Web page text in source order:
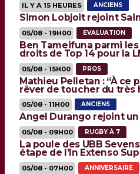
IL Y A 15 HEURES ANCIENS
Simon Lobjoit rejoint
05/08 - 19H00 EVALUATION
Ben Tameifuna parmi
droits de Top 14 pour la
05/08 - 15H00 PROS
Mathieu Pelletan : “À ce
rêver de toucher du très
05/08 - 11H00 ANCIENS
Angel Durango rejoint
05/08 - 09H00 RUGBY À 7
La poule des UBB
étape de l’In Extenso
05/08 - 07H00 ANNIVERSAIRE